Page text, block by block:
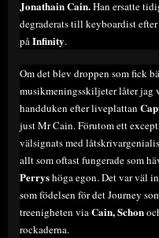
Jonathain Cain.Han ersatte
degraderats till keyboardist
på Infinity.
Om det blev droppen som fick
musikmeningsskiljeter låter jag
handduken efter liveplattan
just Mr Cain. Förutom ett
välsignats med
allt som oftast fungerade som
Perryshöga egon. Det var väl
som födelsen för det Journey
treenigheten viaCain, Schon
rockaderna.